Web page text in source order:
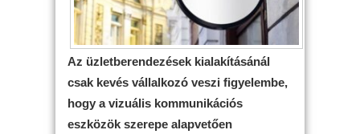
Az üzletberendezések kialakításánál
csak kevés vállalkozó veszi figyelembe,
hogy a vizuális kommunikációs
eszközök szerepe alapvetően